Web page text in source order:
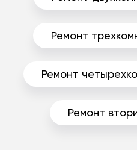
Ремонт
Ремонт
Ремонт